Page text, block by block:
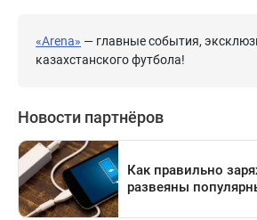
«Arena» — главные события,
казахстанского футбола!